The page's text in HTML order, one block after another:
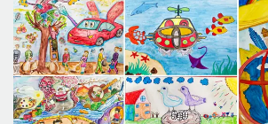
Saxta ehtiyat hissələri
Aktiv Təhlükəsizlik Sistemi
(Toyota Safety Sense)
Toyota Hibriddən soruşun
Test-drayva yazıl
Texniki qulluq üçün